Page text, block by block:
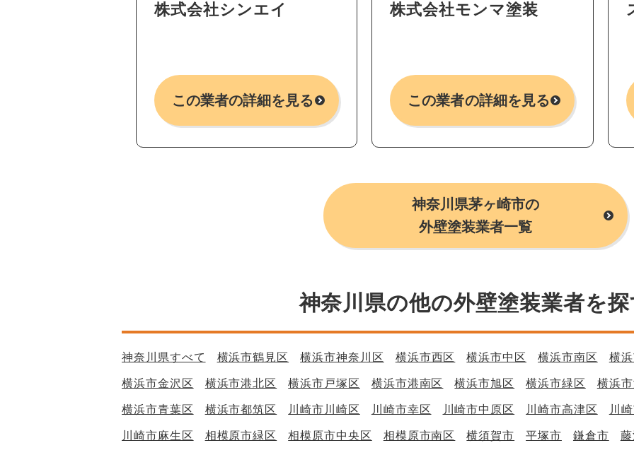
株式会社シンエイ
この業者の詳細を見る
株式会社モンマ塗装
この業者の詳細を見る
神奈川県茅ヶ崎市の
外壁塗装業者一覧
神奈川県の他の外壁塗装業者を
神奈川県すべて 横浜市鶴見区 横浜市神奈川区 横浜市西区 横浜市中区 横浜市南区 横
横浜市金沢区 横浜市港北区 横浜市戸塚区 横浜市港南区 横浜市旭区 横浜市緑区 横浜
横浜市青葉区 横浜市都筑区 川崎市川崎区 川崎市幸区 川崎市中原区 川崎市高津区 川
川崎市麻生区 相模原市緑区 相模原市中央区 相模原市南区 横須賀市 平塚市 鎌倉市